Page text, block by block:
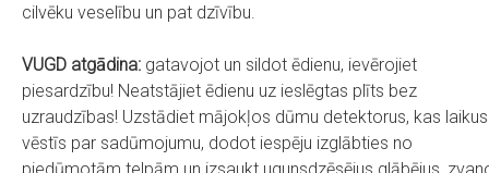
cilvēku veselību un pat dzīvību.
VUGD atgādina: gatavojot un sildot ēdienu, ievērojiet
piesardzību! Neatstājiet ēdienu uz ieslēgtas plīts bez
uzraudzības! Uzstādiet mājokļos dūmu detektorus, kas laikus
vēstīs par sadūmojumu, dodot iespēju izglābties no